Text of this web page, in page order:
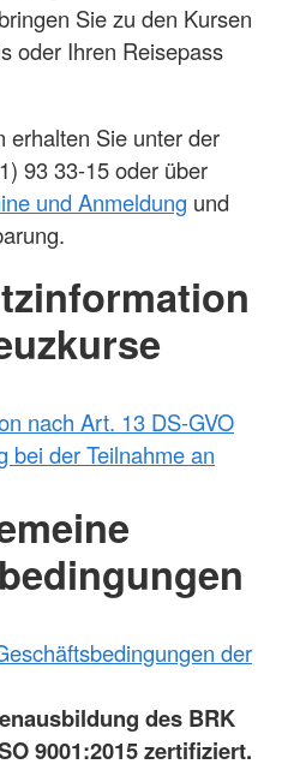
Sie zu den Kursen
oder Ihren Reisepass
erhalten Sie unter der
93 33-15 oder über
und Anmeldung und
nach Art. 13 DS-GVO
bei der Teilnahme an
der
des BRK
9001:2015 zertifiziert.